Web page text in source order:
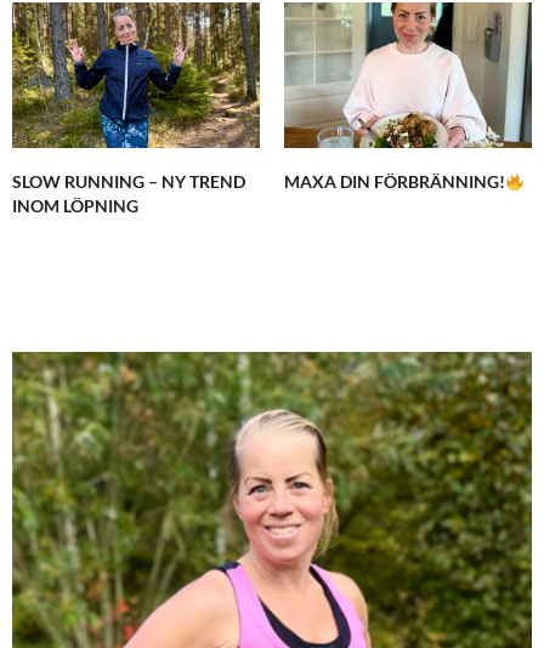
SLOW RUNNING – NY TREND
INOM LÖPNING
MAXA DIN FÖRBRÄNNING!